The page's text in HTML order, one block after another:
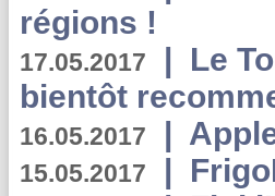
régions !
17.05.2017 | Le
bientôt
16.05.2017 |
15.05.2017 |